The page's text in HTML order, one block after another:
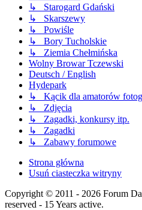
↳ Starogard Gdański
↳ Skarszewy
↳ Powiśle
↳ Bory Tucholskie
↳ Ziemia Chełmińska
Wolny Browar Tczewski
Deutsch / English
Hydepark
↳ Kącik dla amatorów
↳ Zdjęcia
↳ Zagadki, konkursy itp.
↳ Zagadki
↳ Zabawy forumowe
Strona główna
Usuń ciasteczka witryny
Copyright © 2011 - 2026 Forum
reserved - 15 Years active.